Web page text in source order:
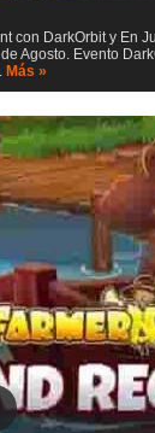
con DarkOrbit y En
Agosto. Evento
Más »